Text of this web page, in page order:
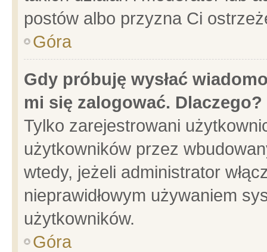
postów albo przyzna Ci
Góra
Gdy próbuję wysłać
mi się zalogować. Dlaczego?
Tylko zarejestrowani
użytkowników przez
wtedy, jeżeli administrator
nieprawidłowym używaniem
użytkowników.
Góra